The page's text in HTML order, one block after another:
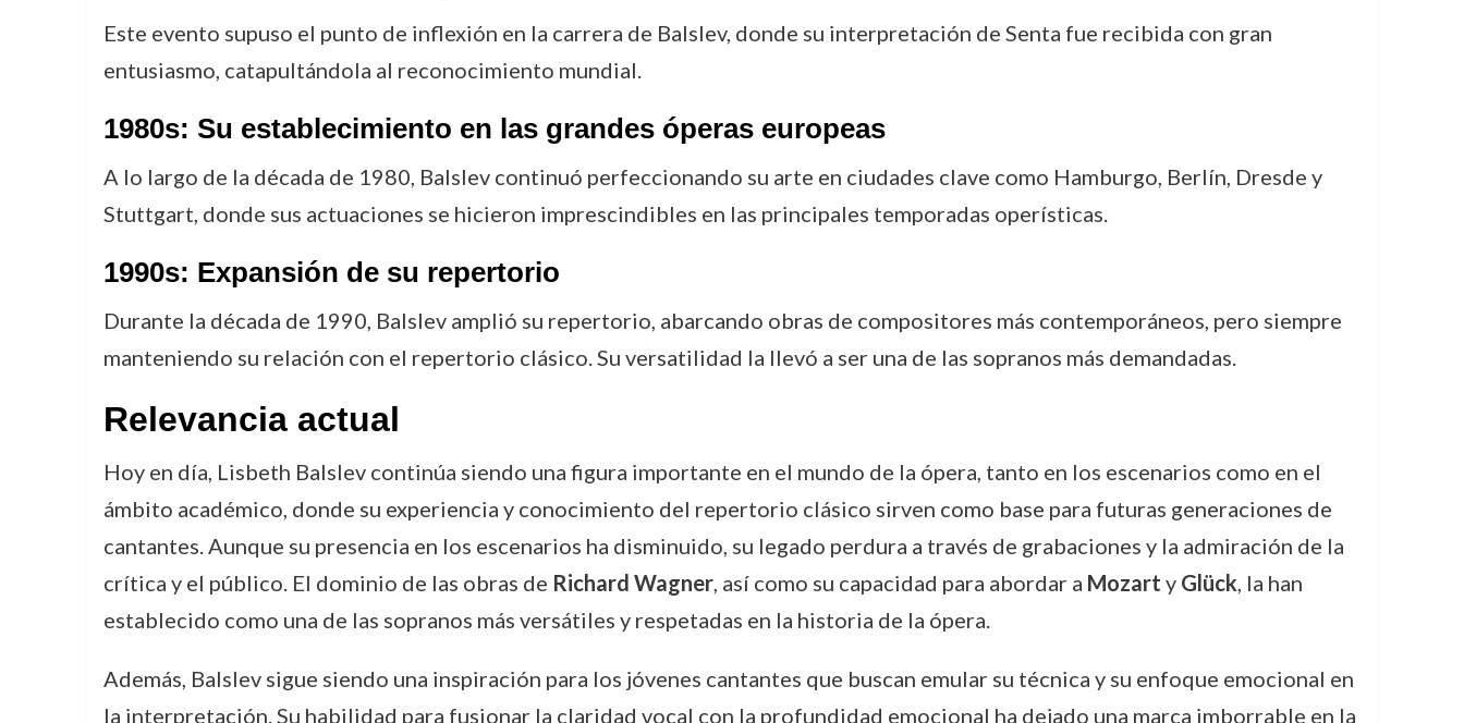
Este evento supuso el punto de inflexión en la carrera de Balslev, donde su interpretación de Senta fue recibida con gran
entusiasmo, catapultándola al reconocimiento mundial.
1980s: Su establecimiento en las grandes óperas europeas
A lo largo de la década de 1980, Balslev continuó perfeccionando su arte en ciudades clave como Hamburgo, Berlín, Dresde y
Stuttgart, donde sus actuaciones se hicieron imprescindibles en las principales temporadas operísticas.
1990s: Expansión de su repertorio
Durante la década de 1990, Balslev amplió su repertorio, abarcando obras de compositores más contemporáneos, pero siempre
manteniendo su relación con el repertorio clásico. Su versatilidad la llevó a ser una de las sopranos más demandadas.
Relevancia actual
Hoy en día, Lisbeth Balslev continúa siendo una figura importante en el mundo de la ópera, tanto en los escenarios como en el
ámbito académico, donde su experiencia y conocimiento del repertorio clásico sirven como base para futuras generaciones de
cantantes. Aunque su presencia en los escenarios ha disminuido, su legado perdura a través de grabaciones y la admiración de la
crítica y el público. El dominio de las obras de Richard Wagner, así como su capacidad para abordar a Mozart y Glück, la han
establecido como una de las sopranos más versátiles y respetadas en la historia de la ópera.
Además, Balslev sigue siendo una inspiración para los jóvenes cantantes que buscan emular su técnica y su enfoque emocional en
la interpretación. Su habilidad para fusionar la claridad vocal con la profundidad emocional ha dejado una marca imborrable en la